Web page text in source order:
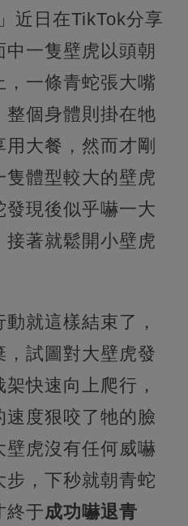
近日在TikTok分享
一隻壁虎以頭朝
一條青蛇張大嘴
整個身體則掛在牠
大餐，然而才剛
隻體型較大的壁虎
現後似乎嚇一大
著就鬆開小壁虎
就這樣結束了，
試圖對大壁虎發
快速向上爬行，
度狠咬了牠的臉
虎沒有任何威嚇
步，下秒就朝青蛇
終于成功嚇退青